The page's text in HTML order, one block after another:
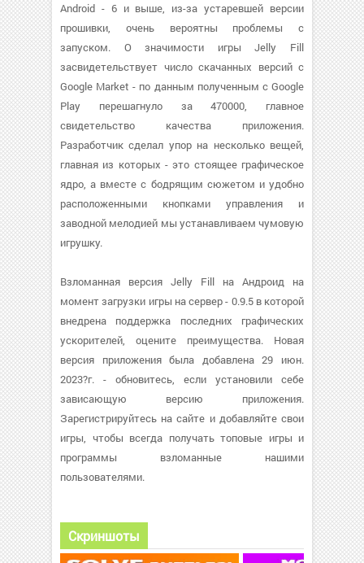
Android - 6 и выше, из-за устаревшей версии
прошивки, очень вероятны проблемы с
запуском. О значимости игры Jelly Fill
засвидетельствует число скачанных версий с
Google Market - по данным полученным с Google
Play перешагнуло за 470000, главное
свидетельство качества приложения.
Разработчик сделал упор на несколько вещей,
главная из которых - это стоящее графическое
ядро, а вместе с бодрящим сюжетом и удобно
расположенными кнопками управления и
заводной мелодией мы устанавливаем чумовую
игрушку.
Взломанная версия Jelly Fill на Андроид на
момент загрузки игры на сервер - 0.9.5 в которой
внедрена поддержка последних графических
ускорителей, оцените преимущества. Новая
версия приложения была добавлена 29 июн.
2023?г. - обновитесь, если установили себе
зависающую версию приложения.
Зарегистрируйтесь на сайте и добавляйте свои
игры, чтобы всегда получать топовые игры и
программы взломанные нашими
пользователями.
Скриншоты